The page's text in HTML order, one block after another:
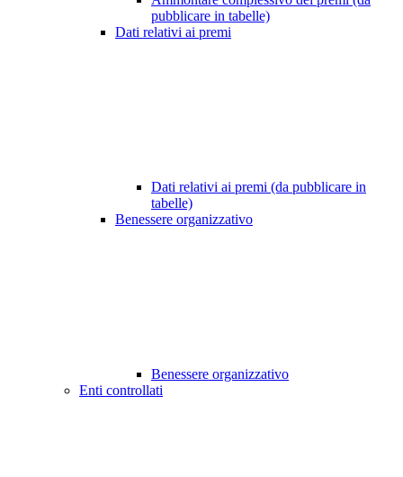
pubblicare in tabelle)
Dati relativi ai premi
Dati relativi ai premi (da pubblicare in
tabelle)
Benessere organizzativo
Benessere organizzativo
Enti controllati